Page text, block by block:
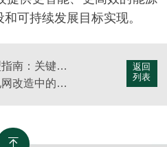
可持续发展目标实现。
返回
列表
工厂智能电表选型指南：关键因素与实用建议
智能电表在农村电网改造中的作用